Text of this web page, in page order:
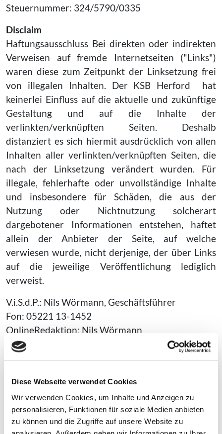
Diese Webseite verwendet Cookies
Wir verwenden Cookies, um Inhalte und Anzeigen zu
personalisieren, Funktionen für soziale Medien anbieten
zu können und die Zugriffe auf unsere Website zu
Steuernummer: 324/5790/0335
Disclaim
Haftungsausschluss Bei direkten oder indirekten
Verweisen auf fremde Internetseiten ("Links")
waren diese zum Zeitpunkt der Linksetzung frei
von illegalen Inhalten. Der KSB Herford hat
keinerlei Einfluss auf die aktuelle und zukünftige
Gestaltung und auf die Inhalte der
verlinkten/verknüpften Seiten. Deshalb
distanziert es sich hiermit ausdrücklich von allen
Inhalten aller verlinkten/verknüpften Seiten, die
nach der Linksetzung verändert wurden. Für
illegale, fehlerhafte oder unvollständige Inhalte
und insbesondere für Schäden, die aus der
Nutzung oder Nichtnutzung solcherart
dargebotener Informationen entstehen, haftet
allein der Anbieter der Seite, auf welche
verwiesen wurde, nicht derjenige, der über Links
auf die jeweilige Veröffentlichung lediglich
verweist.
V.i.S.d.P.: Nils Wörmann, Geschäftsführer
Fon: 05221 13-1452
OnlineRedaktion: Nils Wörmann
Datenschutzerklärung
datenschutzrechtlichen Vorgaben der
europäischen Datenschutzgrundverordnung
(DSGVO) sowie des Bundesdatenschutzgesetzes.
Wir weisen Sie ferner darauf hin, dass Sie mit